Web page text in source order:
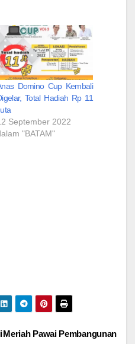
Domino Cup Kembali
Total Hadiah Rp 11
September 2022
"BATAM"
Meriah Pawai Pembangunan